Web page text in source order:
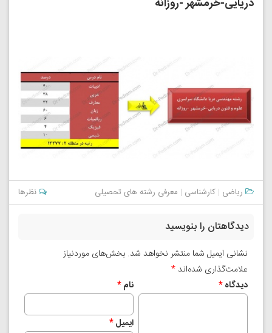
دریایی-خرمشهر -روزانه
ریاضی | کارشناسی | معرفی رشته های تحصیلی نظرها
دیدگاهتان را بنویسید
نشانی ایمیل شما منتشر نخواهد شد. بخش‌های موردنیاز
علامت‌گذاری شده‌اند*
دیدگاه* نام*
ایمیل*